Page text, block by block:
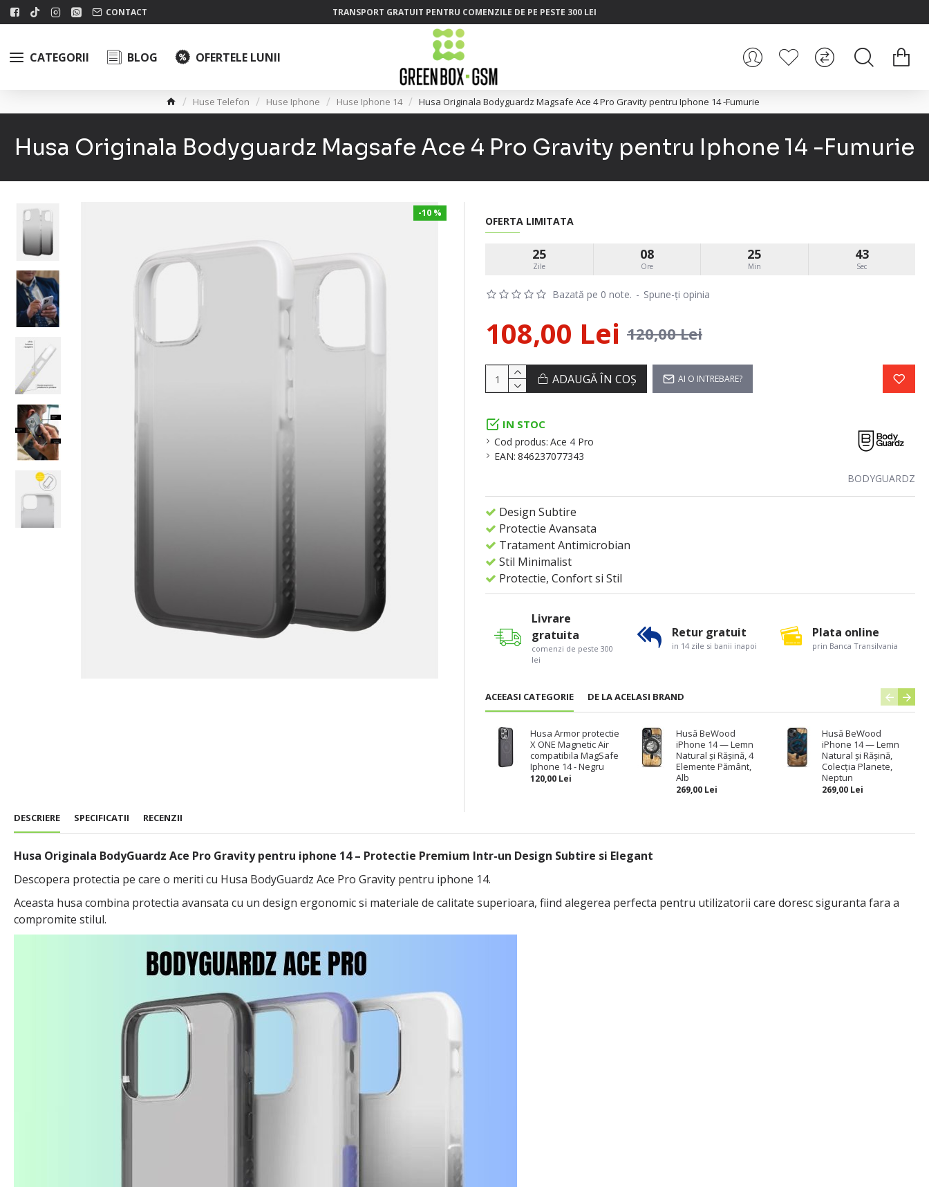
CONTACT TRANSPORT GRATUIT PENTRU COMENZILE DE PE PESTE 300 LEI
CATEGORII BLOG OFERTELE LUNII
Huse Telefon Huse Iphone Huse Iphone 14 Husa Originala Bodyguardz Magsafe Ace 4 Pro Gravity pentru Iphone 14 -Fumurie
Husa Originala Bodyguardz Magsafe Ace 4 Pro Gravity pentru Iphone 14 -Fumurie
-10 %
IN STOC
Cod produs: Ace 4 Pro
EAN: 846237077343
BODYGUARDZ
Design Subtire
Protectie Avansata
Tratament Antimicrobian
Stil Minimalist
Protectie, Confort si Stil
Bazată pe 0 note. - Spune-ţi opinia
OFERTA LIMITATA
25
Zile
08
Ore
25
Min
43
Sec
108,00 Lei 120,00 Lei
ADAUGĂ ÎN COŞ AI O INTREBARE?
ACEEASI CATEGORIE DE LA ACELASI BRAND
Husa Armor protectie
X ONE Magnetic Air
compatibila MagSafe
Iphone 14 - Negru
120,00 Lei
Husă BeWood
iPhone 14 — Lemn
Natural și Rășină, 4
Elemente Pământ,
Alb
269,00 Lei
Husă BeWood
iPhone 14 — Lemn
Natural și Rășină,
Colecția Planete,
Neptun
269,00 Lei
Livrare
gratuita
comenzi de peste 300
lei
Retur gratuit
in 14 zile si banii inapoi
Plata online
prin Banca Transilvania
DESCRIERE SPECIFICATII RECENZII
Husa Originala BodyGuardz Ace Pro Gravity pentru iphone 14 – Protectie Premium Intr-un Design Subtire si Elegant
Descopera protectia pe care o meriti cu Husa BodyGuardz Ace Pro Gravity pentru iphone 14.
Aceasta husa combina protectia avansata cu un design ergonomic si materiale de calitate superioara, fiind alegerea perfecta pentru utilizatorii care doresc siguranta fara a
compromite stilul.